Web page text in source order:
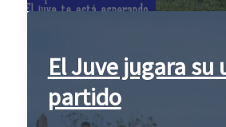
El Juve jugara
partido